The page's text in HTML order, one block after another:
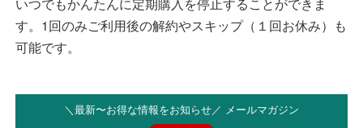
す。1回のみご利用後の解約やスキップ（１回お休み）も
可能です。
＼最新〜お得な情報をお知らせ／ メールマガジン